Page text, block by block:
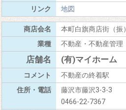
地図
本町白旗商店街（振）
不動産・不動産管理
(有)マイホーム
不動産の終着駅
藤沢市藤沢3-3-3
0466-22-7367